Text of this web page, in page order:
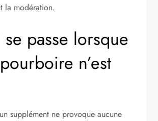
la modération.
passe lorsque
n’est
supplément ne provoque aucune